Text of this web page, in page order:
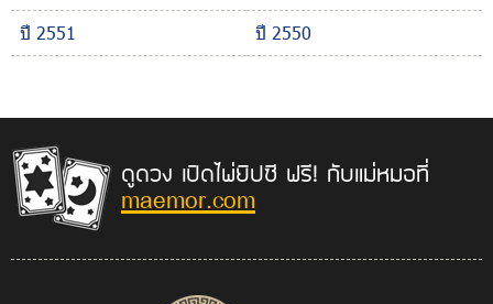
ปี 2551
ปี 2550
ดูดวง เปิดไพ่ยิปซี ฟรี! กับแม่หมอที่
maemor.com